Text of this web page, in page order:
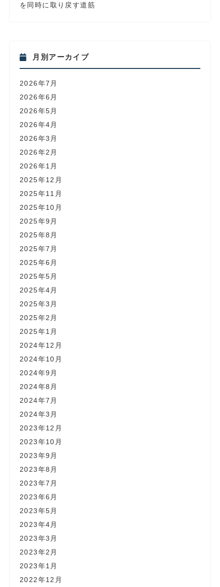
を同時に取り戻す道筋
月別アーカイブ
2026年7月
2026年6月
2026年5月
2026年4月
2026年3月
2026年2月
2026年1月
2025年12月
2025年11月
2025年10月
2025年9月
2025年8月
2025年7月
2025年6月
2025年5月
2025年4月
2025年3月
2025年2月
2025年1月
2024年12月
2024年10月
2024年9月
2024年8月
2024年7月
2024年3月
2023年12月
2023年10月
2023年9月
2023年8月
2023年7月
2023年6月
2023年5月
2023年4月
2023年3月
2023年2月
2023年1月
2022年12月